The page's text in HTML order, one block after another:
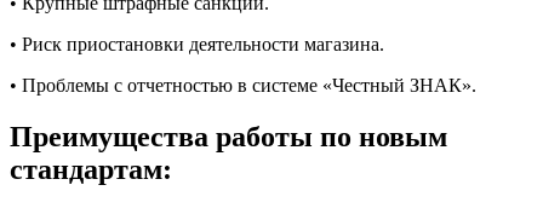
• Риск приостановки деятельности магазина.
• Проблемы с отчетностью в системе «Честный ЗНАК».
Преимущества работы по новым
стандартам: